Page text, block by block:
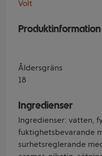
Volt
Produktinformation
Åldersgräns
18
Ingredienser
Ingredienser: vatten,
fuktighetsbevarande
surhetsreglerande